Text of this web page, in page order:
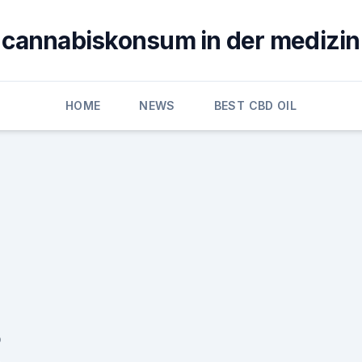
cannabiskonsum in der medizin
HOME NEWS BEST CBD OIL